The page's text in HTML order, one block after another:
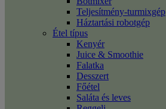
Teljesítmény-turmixgép
Háztartási robotgép
Étel típus
Kenyér
Juice & Smoothie
Falatka
Desszert
Főétel
Saláta és leves